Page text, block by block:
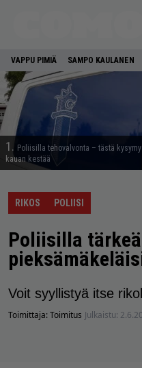
VAPPU PIMIÄ SAMPO KAULANEN
1. Poliisilla tehovalvonta – tästä
kauan kestää
RIKOS POLIISI
Poliisilla
Voit syyllistyä itse
Toimittaja:Toimitus Julkaistu: